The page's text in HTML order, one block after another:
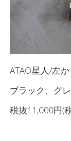
ATAO星人/左
ブラック、グ
税抜11,000円(